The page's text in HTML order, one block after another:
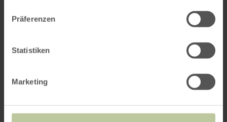
Präferenzen
Statistiken
Marketing
per Google Maps
Anfahrt von: